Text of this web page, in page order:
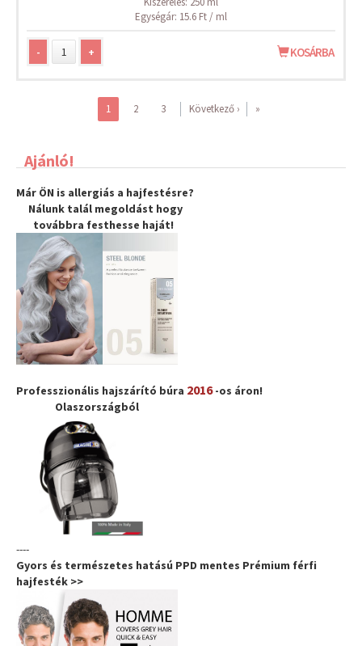
Egységár: 15.6 Ft / ml
- + KOSÁRBA
1 2 3 Következő › »
Ajánló!
Már ÖN is allergiás a hajfestésre?
Nálunk talál megoldást hogy
továbbra festhesse haját!
Professzionális hajszárító búra 2016-os áron!
Olaszországból
----
Gyors és természetes hatású PPD mentes Prémium férfi
hajfesték >>